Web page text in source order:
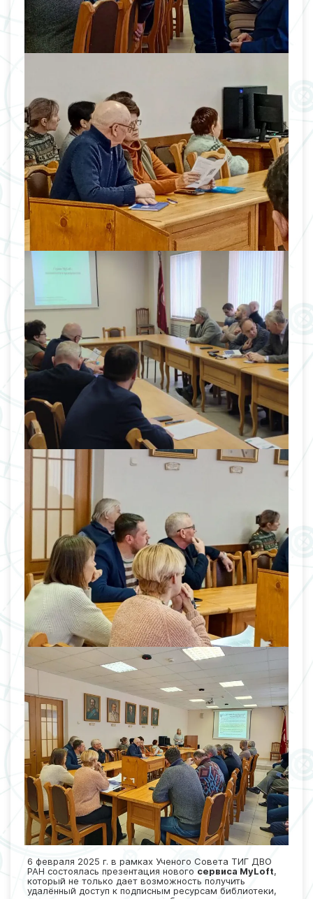
6 февраля 2025 г. в рамках Ученого Совета ТИГ ДВО
РАН состоялась презентация нового сервиса MyLoft,
который не только дает возможность получить
удалённый доступ к подписным ресурсам библиотеки,